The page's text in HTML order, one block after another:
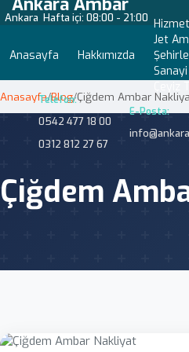
Ankara Hafta içi: 08:00 - 21:00
Anasayfa Hakkımızda
Jet
Sanayi
Telefon:
0542 477 18 00
0312 812 27 67
E-Posta:
Anasayfa/Blog/Çiğdem Ambar
Çiğdem